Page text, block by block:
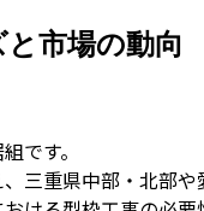
市場の動向
です。
三重県中部・北部